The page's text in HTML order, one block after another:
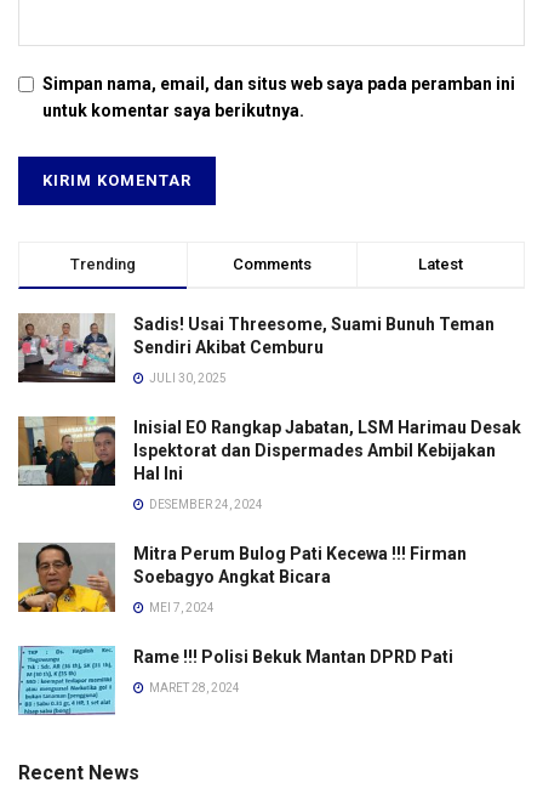
Simpan nama, email, dan situs web saya pada peramban ini
untuk komentar saya berikutnya.
Trending Comments Latest
Sadis! Usai Threesome, Suami Bunuh Teman
Sendiri Akibat Cemburu
JULI 30, 2025
Inisial EO Rangkap Jabatan, LSM Harimau Desak
Ispektorat dan Dispermades Ambil Kebijakan
Hal Ini
DESEMBER 24, 2024
Mitra Perum Bulog Pati Kecewa !!! Firman
Soebagyo Angkat Bicara
MEI 7, 2024
Rame !!! Polisi Bekuk Mantan DPRD Pati
MARET 28, 2024
Recent News